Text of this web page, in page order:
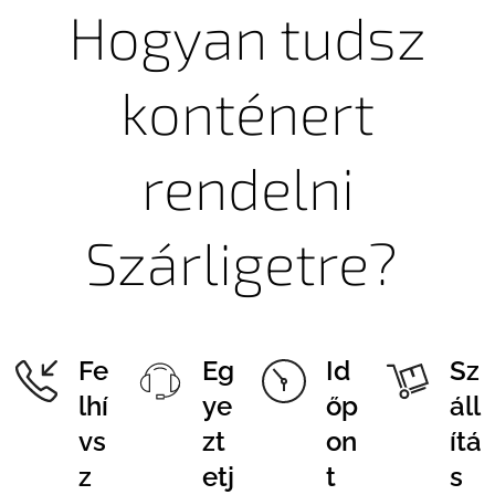
Hogyan tudsz
konténert
rendelni
Szárligetre?
Fe
lhí
vs
z
Eg
ye
zt
etj
Id
őp
on
t
Sz
áll
ítá
s